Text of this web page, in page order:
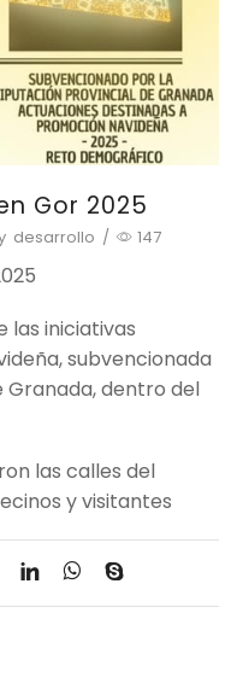
Gor 2025
desarrollo / 147
las iniciativas
subvencionada
Granada, dentro del
las calles del
y visitantes